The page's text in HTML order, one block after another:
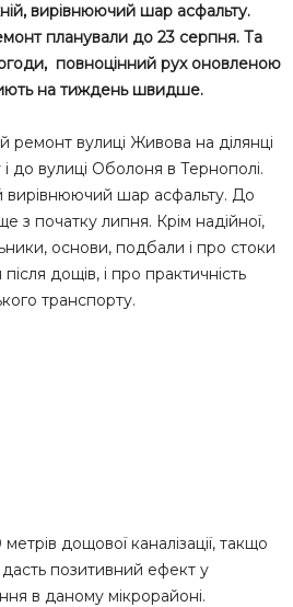
вирівнюючий шар асфальту.
планували до 23 серпня. Та
повноцінний рух оновленою
на тиждень швидше.
ремонт вулиці Живова на ділянці
до вулиці Оболоня в Тернополі.
вирівнюючий шар асфальту. До
з початку липня. Крім надійної,
основи, подбали і про стоки
дощів, і про практичність
транспорту.
дощової каналізації, такщо
позитивний ефект у
в даному мікрорайоні.